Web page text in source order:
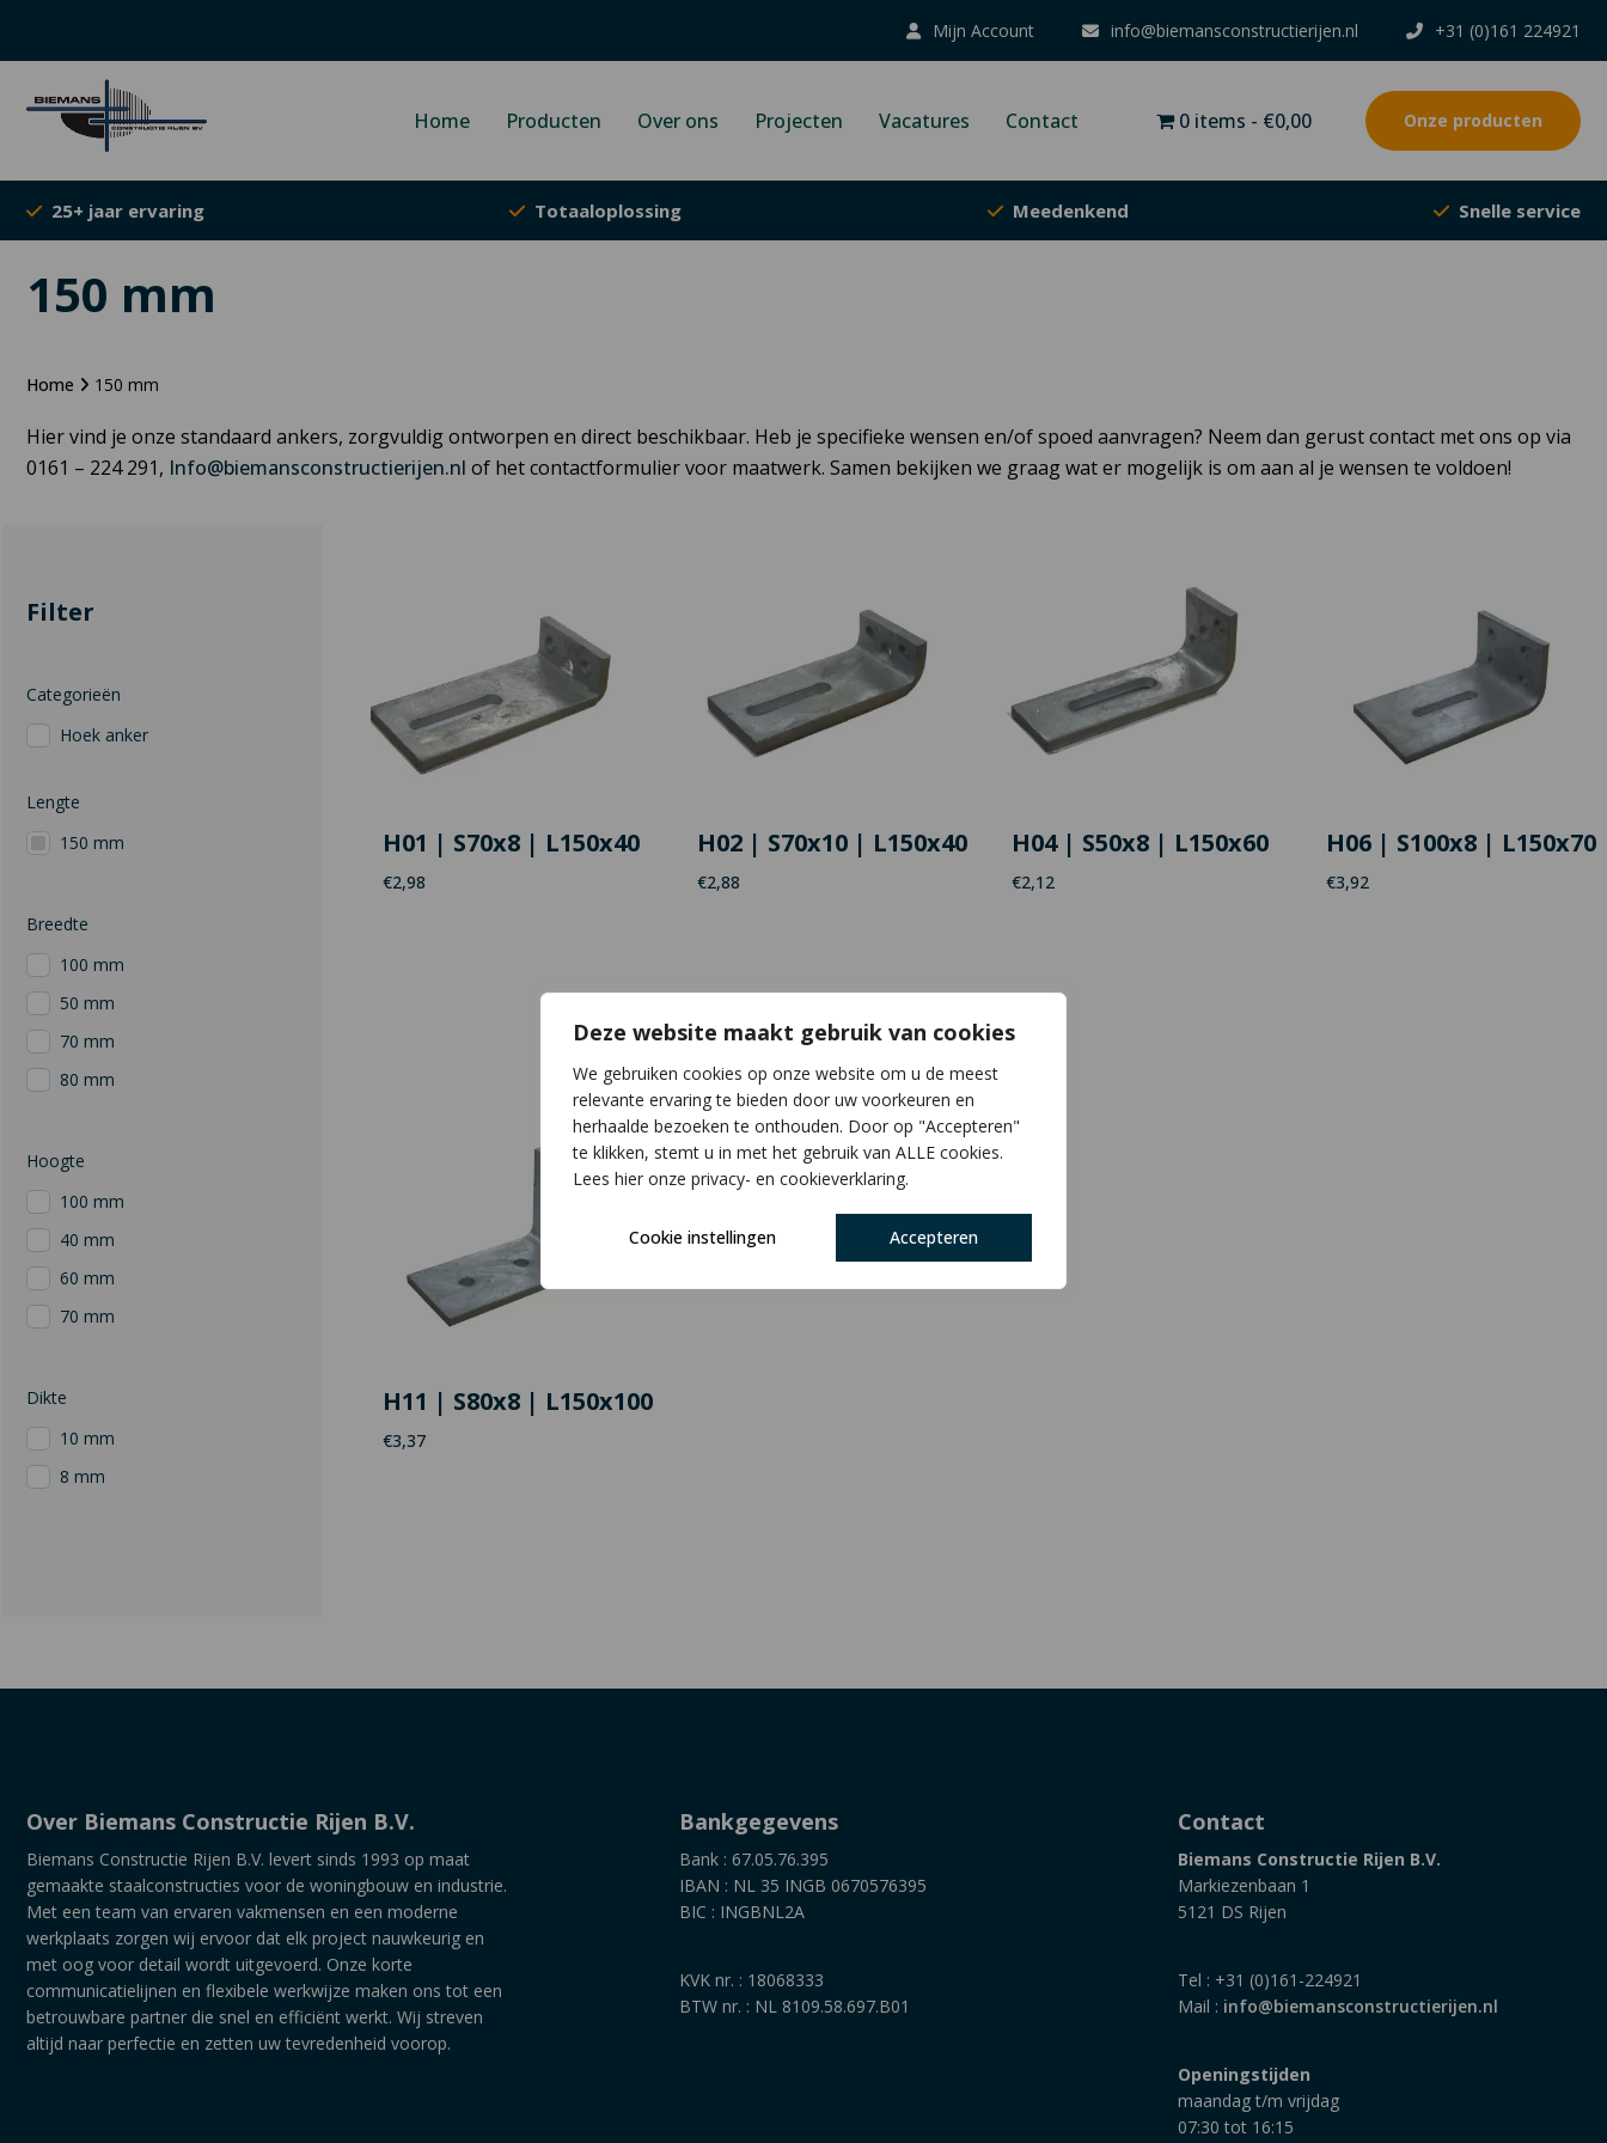
Deze website maakt gebruik van cookies
We gebruiken cookies op onze website om u de meest
relevante ervaring te bieden door uw voorkeuren en
herhaalde bezoeken te onthouden. Door op "Accepteren"
te klikken, stemt u in met het gebruik van ALLE cookies.
Lees hier onze privacy- en cookieverklaring.
Cookie instellingen Accepteren
Mijn Account info@biemansconstructierijen.nl +31 (0)161 224921
Home Producten Over ons Projecten Vacatures Contact 0 items €0,00 Onze producten
25+ jaar ervaring Totaaloplossing Meedenkend Snelle service
150 mm
Home 150 mm
Hier vind je onze standaard ankers, zorgvuldig ontworpen en direct beschikbaar. Heb je specifieke wensen en/of spoed aanvragen? Neem dan gerust contact met ons op via
0161 – 224 291, Info@biemansconstructierijen.nl of het contactformulier voor maatwerk. Samen bekijken we graag wat er mogelijk is om aan al je wensen te voldoen!
Filter
Categorieën
Hoek anker
Lengte
150 mm
Breedte
100 mm
50 mm
70 mm
80 mm
Hoogte
100 mm
40 mm
60 mm
70 mm
Dikte
10 mm
8 mm
H01 | S70x8 | L150x40
€2,98
H02 | S70x10 | L150x40
€2,88
H04 | S50x8 | L150x60
€2,12
H06 | S100x8 | L150x70
€3,92
H11 | S80x8 | L150x100
€3,37
Over Biemans Constructie Rijen B.V.
Biemans Constructie Rijen B.V. levert sinds 1993 op maat
gemaakte staalconstructies voor de woningbouw en industrie.
Met een team van ervaren vakmensen en een moderne
werkplaats zorgen wij ervoor dat elk project nauwkeurig en
met oog voor detail wordt uitgevoerd. Onze korte
communicatielijnen en flexibele werkwijze maken ons tot een
betrouwbare partner die snel en efficiënt werkt. Wij streven
altijd naar perfectie en zetten uw tevredenheid voorop.
Bankgegevens
Bank : 67.05.76.395
IBAN : NL 35 INGB 0670576395
BIC : INGBNL2A
KVK nr. : 18068333
BTW nr. : NL 8109.58.697.B01
Contact
Biemans Constructie Rijen B.V.
Markiezenbaan 1
5121 DS Rijen
Tel : +31 (0)161-224921
Mail : info@biemansconstructierijen.nl
Openingstijden
maandag t/m vrijdag
07:30 tot 16:15